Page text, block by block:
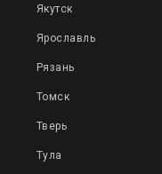
Якутск
Ярославль
Рязань
Томск
Тверь
Тула